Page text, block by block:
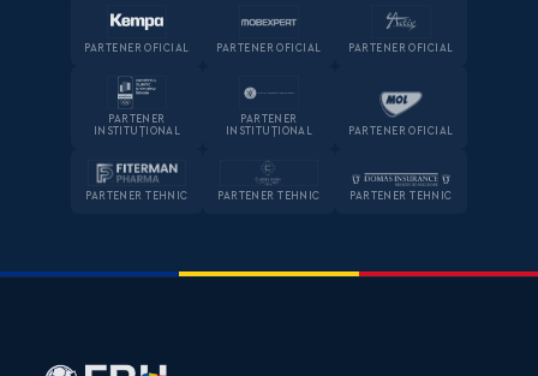
PARTENER OFICIAL PARTENER OFICIAL PARTENER OFICIAL
PARTENER
INSTITUȚIONAL
PARTENER
INSTITUȚIONAL
PARTENER OFICIAL
PARTENER TEHNIC PARTENER TEHNIC PARTENER TEHNIC